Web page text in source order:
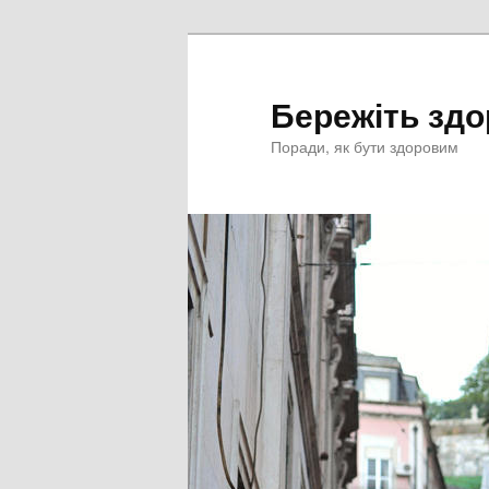
Бережіть
Поради, як бути здоровим